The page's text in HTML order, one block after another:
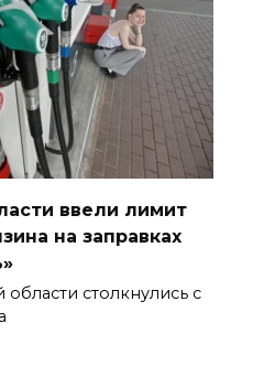
ввели лимит
на заправках
столкнулись с